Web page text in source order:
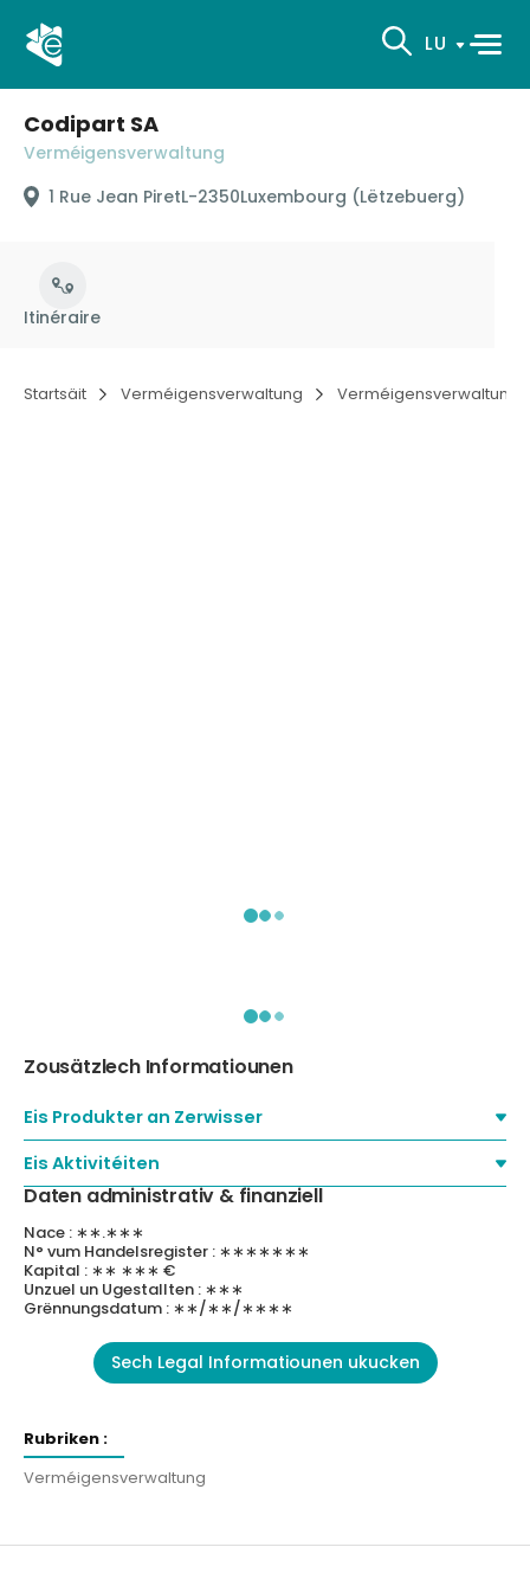
LU
Codipart SA
Verméigensverwaltung
1 Rue Jean PiretL-2350Luxembourg (Lëtzebuerg)
Itinéraire
Startsäit Verméigensverwaltung Verméigensverwaltung
Zousätzlech Informatiounen
Eis Produkter an Zerwisser
Eis Aktivitéiten
Daten administrativ & finanziell
Nace : ∗∗.∗∗∗
N° vum Handelsregister : ∗∗∗∗∗∗∗
Kapital : ∗∗ ∗∗∗ €
Unzuel un Ugestallten : ∗∗∗
Grënnungsdatum : ∗∗/∗∗/∗∗∗∗
Sech Legal Informatiounen ukucken
Rubriken :
Verméigensverwaltung